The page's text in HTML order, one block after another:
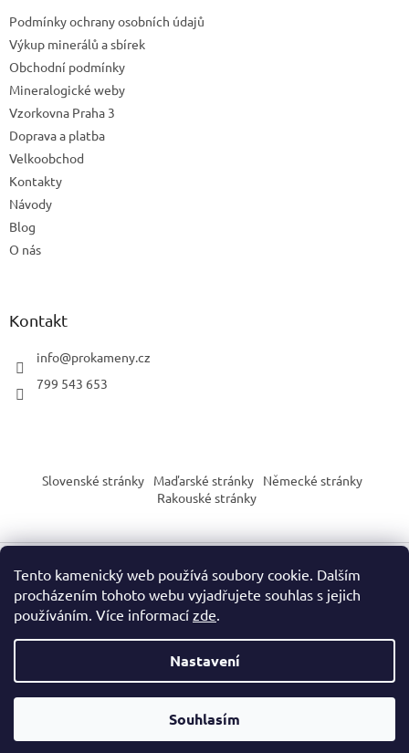
Tento kamenický web používá soubory cookie. Dalším
procházením tohoto webu vyjadřujete souhlas s jejich
používáním. Více informací zde.
Nastavení
Souhlasím
Podmínky ochrany osobních údajů
Výkup minerálů a sbírek
Obchodní podmínky
Mineralogické weby
Vzorkovna Praha 3
Doprava a platba
Velkoobchod
Kontakty
Návody
Blog
O nás
Kontakt
info@prokameny.cz
799 543 653
Slovenské stránky Maďarské stránky
Německé stránky
Rakouské stránky
Vytvořil Shoptet
Copyright 2026PROkameny.cz. Všechna práva vyhrazena.
Upozornění dle nařízení EU o bezpečnosti výrobků (GPSR):
dekorační účely. Nejsou určeny jako hračka ani pro děti do 3 let.
Zacházejte s každým produktem s ohledem na jeho specifické